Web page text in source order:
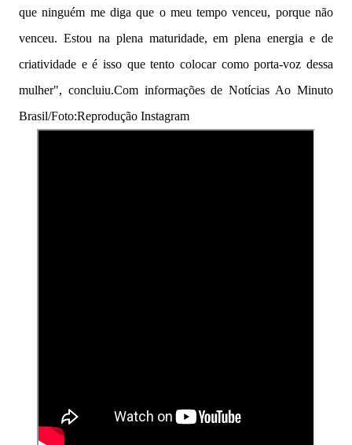
que ninguém me diga que o meu tempo venceu, porque não
venceu. Estou na plena maturidade, em plena energia e de
criatividade e é isso que tento colocar como porta-voz dessa
mulher", concluiu.Com informações de Notícias Ao Minuto
Brasil/Foto:Reprodução Instagram